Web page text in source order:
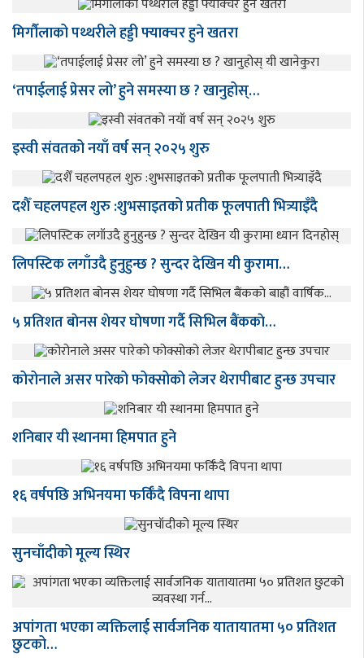
मिर्गौलाको पथ्थरीले हड्डी फ्याक्चर हुने खतरा
‘तपाईलाई प्रेसर लो’ हुने समस्या छ ? खानुहोस्…
इस्वी संवतको नयाँ वर्ष सन् २०२५ शुरु
दशैँ चहलपहल शुरु :शुभसाइतको प्रतीक फूलपाती भित्र्याइँदै
लिपस्टिक लगाँउदै हुनुहुन्छ ? सुन्दर देखिन यी कुरामा…
५ प्रतिशत बाेनस शेयर घाेषणा गर्दै सिभिल बैंककाे…
कोरोनाले असर पारेको फोक्सोको लेजर थेरापीबाट हुन्छ उपचार
शनिबार यी स्थानमा हिमपात हुने
१६ वर्षपछि अभिनयमा फर्किँदै विपना थापा
सुनचाँदीको मूल्य स्थिर
अपांगता भएका व्यक्तिलाई सार्वजनिक यातायातमा ५० प्रतिशत
छुटको…